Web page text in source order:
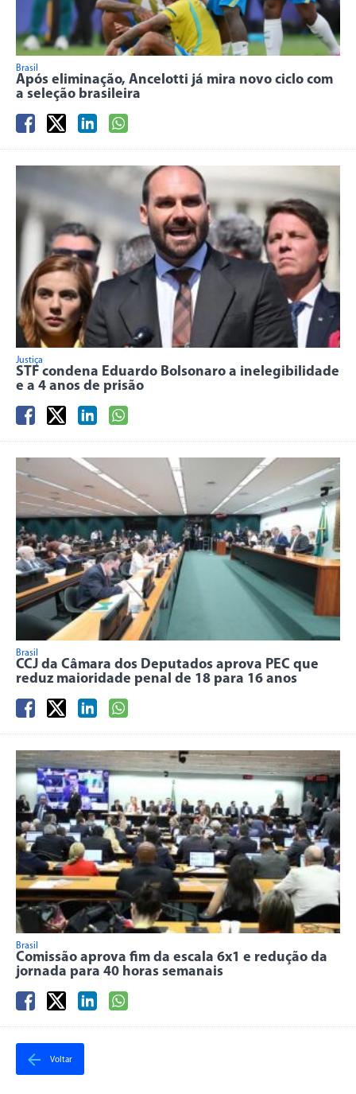
Brasil
Após eliminação, Ancelotti já mira novo ciclo com
a seleção brasileira
Justiça
STF condena Eduardo Bolsonaro a inelegibilidade
e a 4 anos de prisão
Brasil
CCJ da Câmara dos Deputados aprova PEC que
reduz maioridade penal de 18 para 16 anos
Brasil
Comissão aprova fim da escala 6x1 e redução da
jornada para 40 horas semanais
Voltar